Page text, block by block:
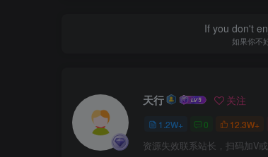
If you don't
如果你不
天行 关注
1.2W+ 0 12.3W+
资源失效联系站长，扫码加V